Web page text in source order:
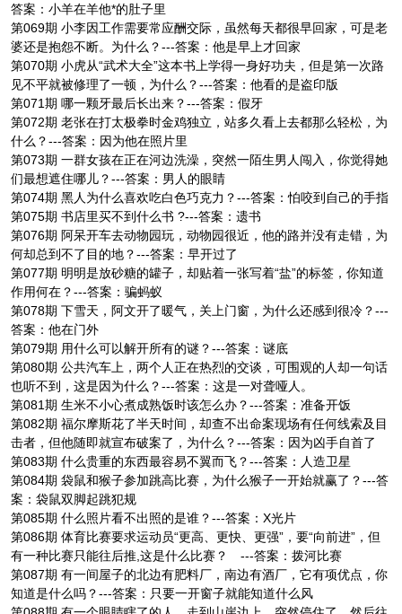
答案：小羊在羊他*的肚子里
第069期 小李因工作需要常应酬交际，虽然每天都很早回家，可是老
婆还是抱怨不断。为什么？---答案：他是早上才回家
第070期 小虎从“武术大全”这本书上学得一身好功夫，但是第一次路
见不平就被修理了一顿，为什么？---答案：他看的是盗印版
第071期 哪一颗牙最后长出来？---答案：假牙
第072期 老张在打太极拳时金鸡独立，站多久看上去都那么轻松，为
什么？---答案：因为他在照片里
第073期 一群女孩在正在河边洗澡，突然一陌生男人闯入，你觉得她
们最想遮住哪儿？---答案：男人的眼睛
第074期 黑人为什么喜欢吃白色巧克力？---答案：怕咬到自己的手指
第075期 书店里买不到什么书 ?---答案：遗书
第076期 阿呆开车去动物园玩，动物园很近，他的路并没有走错，为
何却总到不了目的地？---答案：早开过了
第077期 明明是放砂糖的罐子，却贴着一张写着“盐”的标签，你知道
作用何在？---答案：骗蚂蚁
第078期 下雪天，阿文开了暖气，关上门窗，为什么还感到很冷？---
答案：他在门外
第079期 用什么可以解开所有的谜？---答案：谜底
第080期 公共汽车上，两个人正在热烈的交谈，可围观的人却一句话
也听不到，这是因为什么？---答案：这是一对聋哑人。
第081期 生米不小心煮成熟饭时该怎么办？---答案：准备开饭
第082期 福尔摩斯花了半天时间，却查不出命案现场有任何线索及目
击者，但他随即就宣布破案了，为什么？---答案：因为凶手自首了
第083期 什么贵重的东西最容易不翼而飞？---答案：人造卫星
第084期 袋鼠和猴子参加跳高比赛，为什么猴子一开始就赢了？---答
案：袋鼠双脚起跳犯规
第085期 什么照片看不出照的是谁？---答案：X光片
第086期 体育比赛要求运动员“更高、更快、更强”，要“向前进”，但
有一种比赛只能往后推,这是什么比赛？ ---答案：拨河比赛
第087期 有一间屋子的北边有肥料厂，南边有酒厂，它有项优点，你
知道是什么吗？---答案：只要一开窗子就能知道什么风